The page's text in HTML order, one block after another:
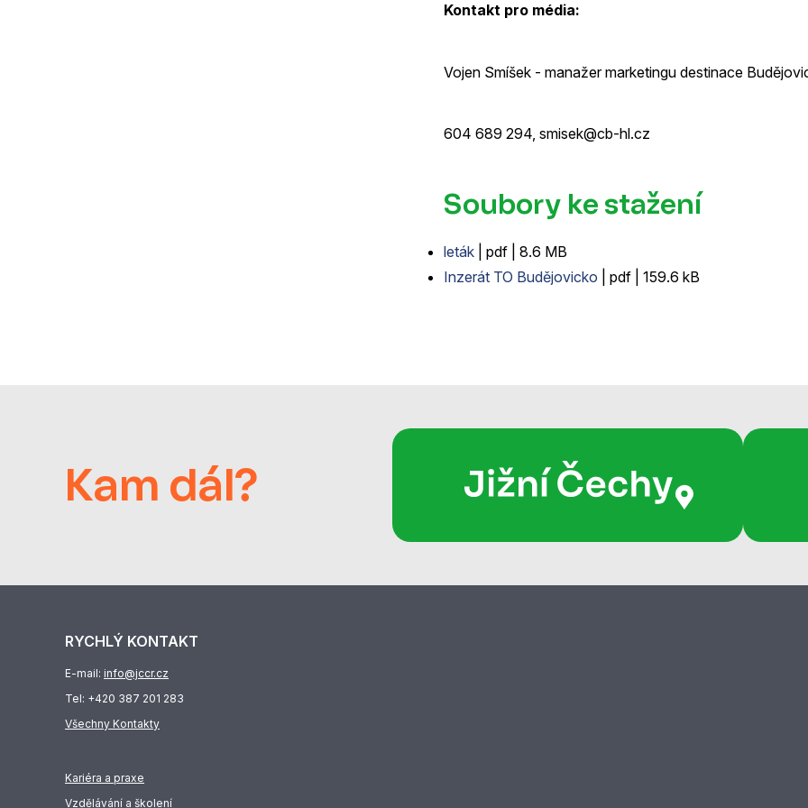
Kontakt pro média:
Vojen Smíšek - manažer marketingu destinace
604 689 294, smisek@cb-hl.cz
Soubory ke stažení
leták | pdf | 8.6 MB
Inzerát TO Budějovicko | pdf | 159.6 kB
Kam dál?
RYCHLÝ KONTAKT
E-mail: info@jccr.cz
Tel: +420 387 201 283
Všechny Kontakty
Kariéra a praxe
Vzdělávání a školení